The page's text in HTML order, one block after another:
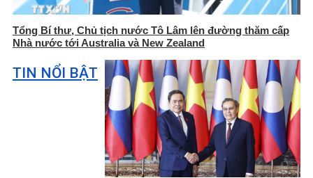
Tổng Bí thư, Chủ tịch nước Tô Lâm lên đường thăm cấp
Nhà nước tới Australia và New Zealand
TIN NỔI BẬT